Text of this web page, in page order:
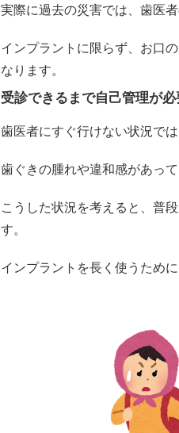
実際に過去の災害では、歯医
インプラントに限らず、お口
なります。
受診できるまで自己管理が必
歯医者にすぐ行けない状況で
歯ぐきの腫れや違和感があっ
こうした状況を考えると、普
す。
インプラントを長く使うため